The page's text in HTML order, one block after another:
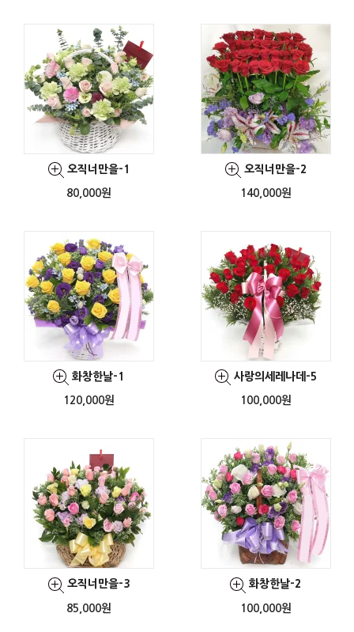
오직너만을-1
80,000원
오직너만을-2
140,000원
화창한날-1
120,000원
사랑의세레나데-5
100,000원
오직너만을-3
85,000원
화창한날-2
100,000원